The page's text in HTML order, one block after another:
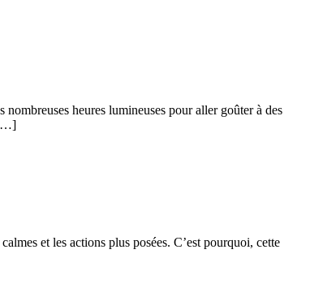
nombreuses heures lumineuses pour aller goûter à des
[…]
et les actions plus posées. C’est pourquoi, cette